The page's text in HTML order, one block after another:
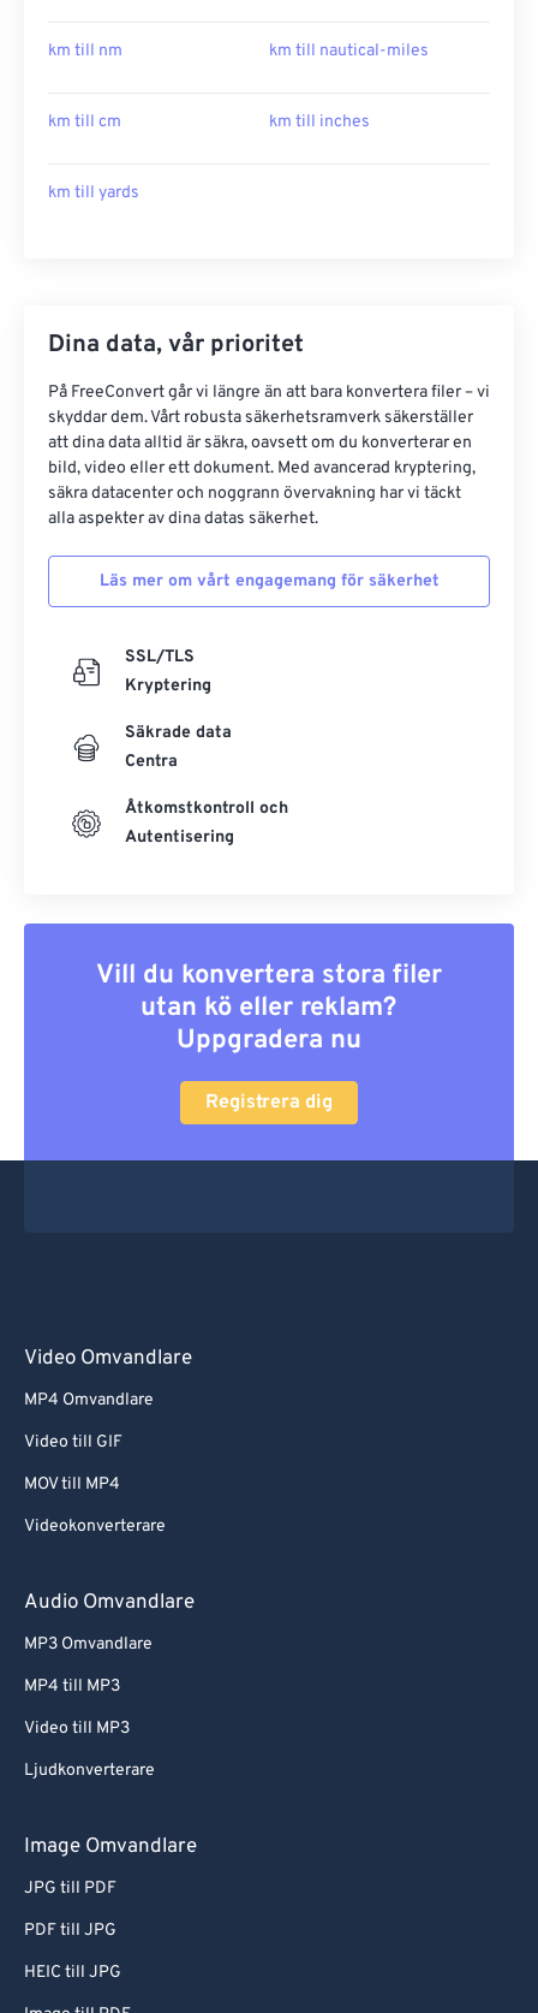
km till nm km till nautical-miles
km till cm km till inches
km till yards
Dina data, vår prioritet
På FreeConvert går vi längre än att bara konvertera filer – vi
skyddar dem. Vårt robusta säkerhetsramverk säkerställer
att dina data alltid är säkra, oavsett om du konverterar en
bild, video eller ett dokument. Med avancerad kryptering,
säkra datacenter och noggrann övervakning har vi täckt
alla aspekter av dina datas säkerhet.
Läs mer om vårt engagemang för säkerhet
SSL/TLS
Kryptering
Säkrade data
Centra
Åtkomstkontroll och
Autentisering
Vill du konvertera stora filer
utan kö eller reklam?
Uppgradera nu
Registrera dig
Video Omvandlare
MP4 Omvandlare
Video till GIF
MOV till MP4
Videokonverterare
Audio Omvandlare
MP3 Omvandlare
MP4 till MP3
Video till MP3
Ljudkonverterare
Image Omvandlare
JPG till PDF
PDF till JPG
HEIC till JPG